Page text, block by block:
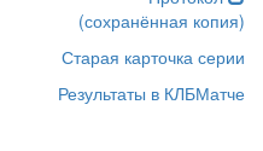
(сохранённая копия)
Старая карточка серии
Результаты в КЛБМатче